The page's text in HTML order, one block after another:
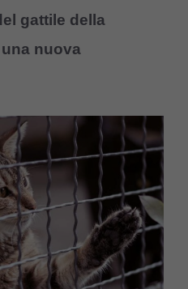
gattile della
nuova